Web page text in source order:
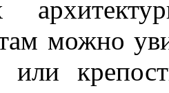
можно